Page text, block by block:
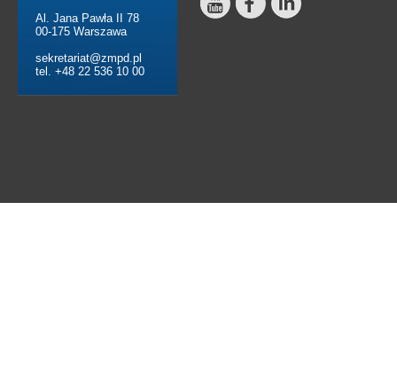
Al. Jana Pawła II 78
00-175 Warszawa
sekretariat@zmpd.pl
tel. +48 22 536 10 00